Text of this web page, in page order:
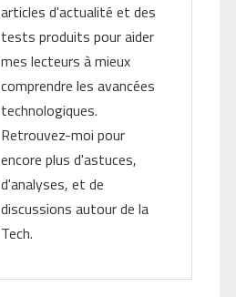
articles d'actualité et des
tests produits pour aider
mes lecteurs à mieux
comprendre les avancées
technologiques.
Retrouvez-moi pour
encore plus d'astuces,
d'analyses, et de
discussions autour de la
Tech.